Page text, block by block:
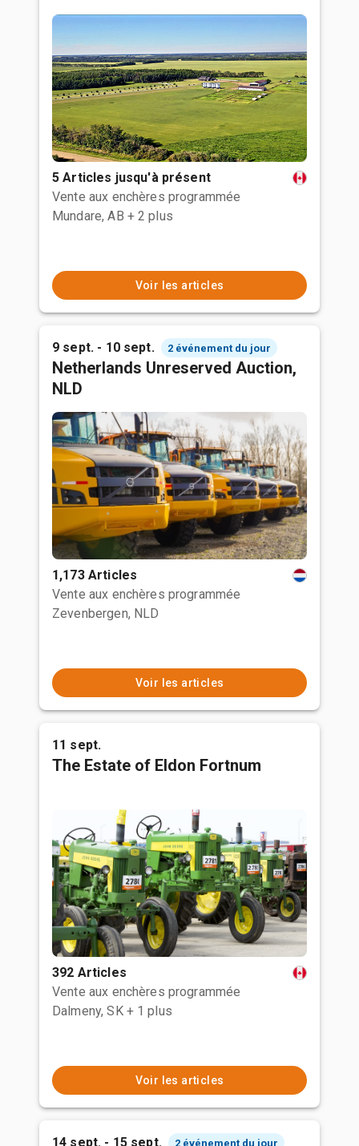
5 Articles jusqu'à présent
Vente aux enchères programmée
Mundare, AB + 2 plus
Voir les articles
9 sept. - 10 sept. 2 événement du jour
Netherlands Unreserved Auction,
NLD
1,173 Articles
Vente aux enchères programmée
Zevenbergen, NLD
Voir les articles
11 sept.
The Estate of Eldon Fortnum
392 Articles
Vente aux enchères programmée
Dalmeny, SK + 1 plus
Voir les articles
14 sept. - 15 sept. 2 événement du jour